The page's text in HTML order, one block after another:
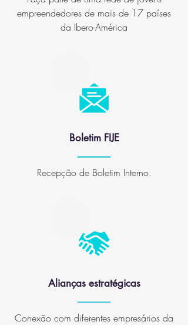
empreendedores de mais de 17 países
da Ibero-América
Boletim FIJE
Recepção de Boletim Interno.
Alianças estratégicas
Conexão com diferentes empresários da